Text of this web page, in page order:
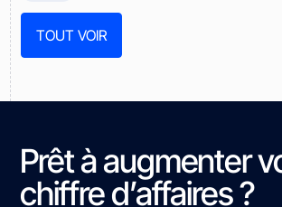
TOUT VOIR
Prêt à augmenter
chiffre d’affaires ?